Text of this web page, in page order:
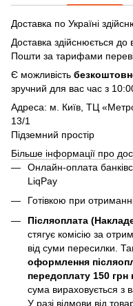
Доставка по Україні
Доставка здійснюється
Пошти за тарифами
Є можливість
зручний для вас час з
Адреса: м. Київ, ТЦ
13/1
Підземний простір
Більше інформації про
Онлайн-оплата
LiqPay
Готівкою при
Післяоплата
стягує комісію за
від суми пересилки.
оформлення
передоплату 150 грн
сума вираховується з
У разі відмови від